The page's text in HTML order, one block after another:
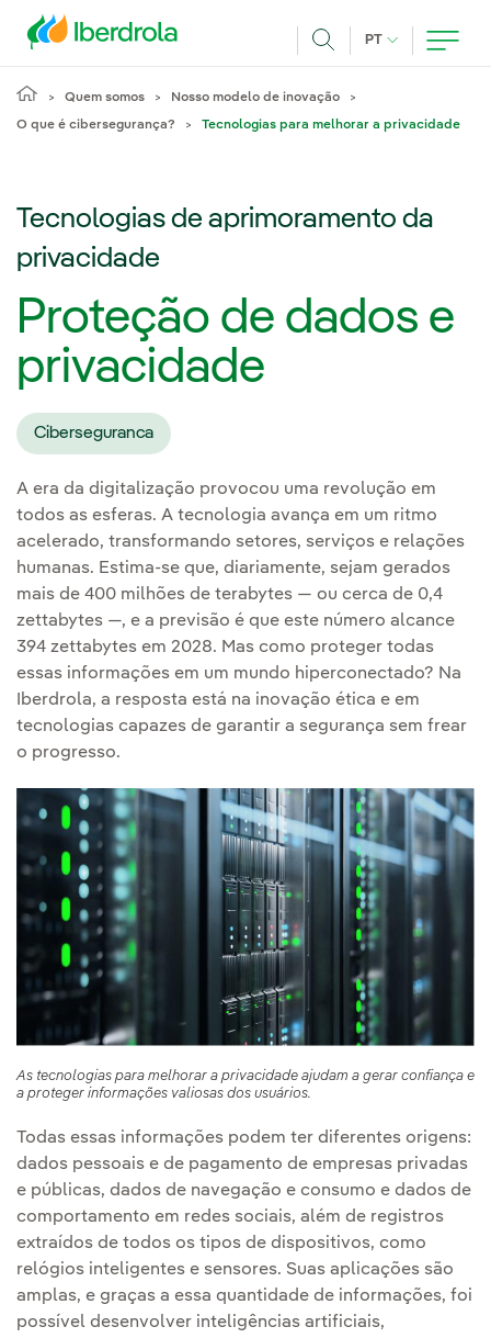
PT IDIOMA ATUAL,
Quem somos Nosso modelo de inovação
O que é cibersegurança? Tecnologias para melhorar a privacidade
Tecnologias de aprimoramento da
privacidade
Proteção de dados e
privacidade
Ciberseguranca
A era da digitalização provocou uma revolução em
todos as esferas. A tecnologia avança em um ritmo
acelerado, transformando setores, serviços e relações
humanas. Estima-se que, diariamente, sejam gerados
mais de 400 milhões de terabytes — ou cerca de 0,4
zettabytes —, e a previsão é que este número alcance
394 zettabytes em 2028. Mas como proteger todas
essas informações em um mundo hiperconectado? Na
Iberdrola, a resposta está na inovação ética e em
tecnologias capazes de garantir a segurança sem frear
o progresso.
As tecnologias para melhorar a privacidade ajudam a gerar confiança e
a proteger informações valiosas dos usuários.
Todas essas informações podem ter diferentes origens:
dados pessoais e de pagamento de empresas privadas
e públicas, dados de navegação e consumo e dados de
comportamento em redes sociais, além de registros
extraídos de todos os tipos de dispositivos, como
relógios inteligentes e sensores. Suas aplicações são
amplas, e graças a essa quantidade de informações, foi
possível desenvolver inteligências artificiais,